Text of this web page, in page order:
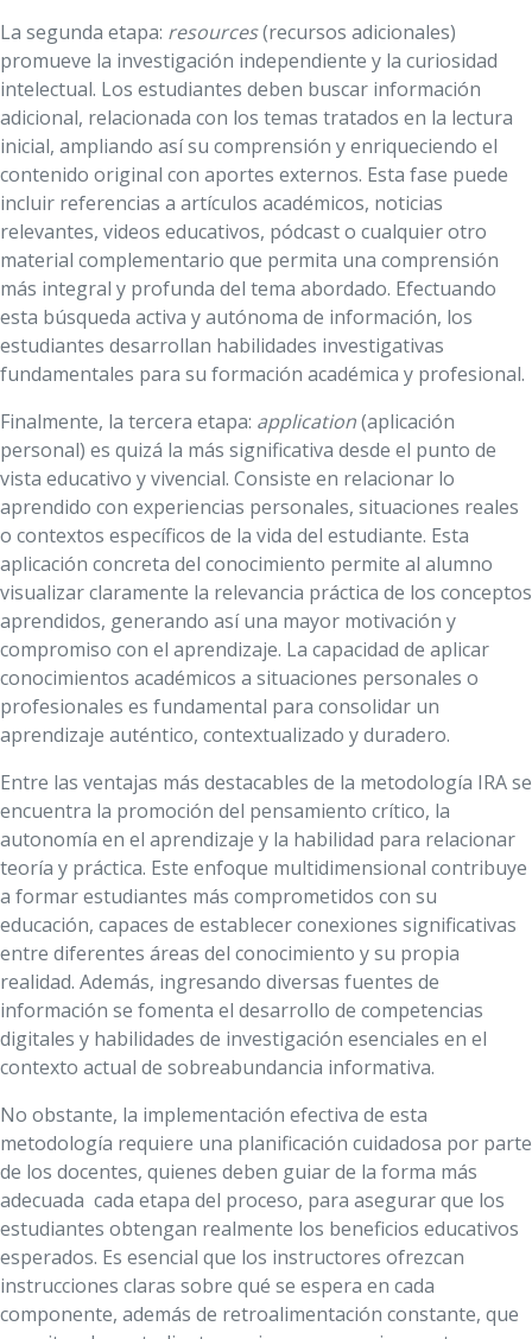
La segunda etapa: resources(recursos adicionales)
promueve la investigación independiente y la curiosidad
intelectual. Los estudiantes deben buscar información
adicional, relacionada con los temas tratados en la lectura
inicial, ampliando así su comprensión y enriqueciendo el
contenido original con aportes externos. Esta fase puede
incluir referencias a artículos académicos, noticias
relevantes, videos educativos, pódcast o cualquier otro
material complementario que permita una comprensión
más integral y profunda del tema abordado. Efectuando
esta búsqueda activa y autónoma de información, los
estudiantes desarrollan habilidades investigativas
fundamentales para su formación académica y profesional.
Finalmente, la tercera etapa: application(aplicación
personal) es quizá la más significativa desde el punto de
vista educativo y vivencial. Consiste en relacionar lo
aprendido con experiencias personales, situaciones reales
o contextos específicos de la vida del estudiante. Esta
aplicación concreta del conocimiento permite al alumno
visualizar claramente la relevancia práctica de los conceptos
aprendidos, generando así una mayor motivación y
compromiso con el aprendizaje. La capacidad de aplicar
conocimientos académicos a situaciones personales o
profesionales es fundamental para consolidar un
aprendizaje auténtico, contextualizado y duradero.
Entre las ventajas más destacables de la metodología IRA se
encuentra la promoción del pensamiento crítico, la
autonomía en el aprendizaje y la habilidad para relacionar
teoría y práctica. Este enfoque multidimensional contribuye
a formar estudiantes más comprometidos con su
educación, capaces de establecer conexiones significativas
entre diferentes áreas del conocimiento y su propia
realidad. Además, ingresando diversas fuentes de
información se fomenta el desarrollo de competencias
digitales y habilidades de investigación esenciales en el
contexto actual de sobreabundancia informativa.
No obstante, la implementación efectiva de esta
metodología requiere una planificación cuidadosa por parte
de los docentes, quienes deben guiar de la forma más
adecuada cada etapa del proceso, para asegurar que los
estudiantes obtengan realmente los beneficios educativos
esperados. Es esencial que los instructores ofrezcan
instrucciones claras sobre qué se espera en cada
componente, además de retroalimentación constante, que